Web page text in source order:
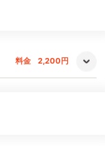
料金 2,200円